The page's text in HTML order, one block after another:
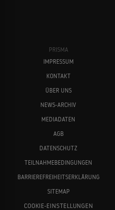
PRISMA
IMPRESSUM
KONTAKT
ÜBER UNS
NEWS-ARCHIV
MEDIADATEN
AGB
DATENSCHUTZ
TEILNAHMEBEDINGUNGEN
BARRIEREFREIHEITSERKLÄRUNG
SITEMAP
COOKIE-EINSTELLUNGEN